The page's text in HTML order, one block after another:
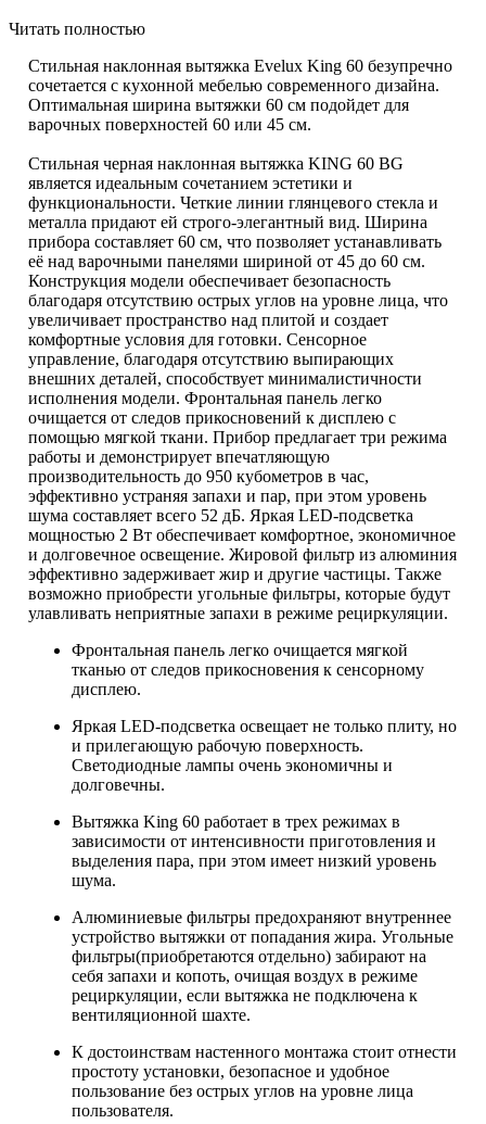
Читать полностью
Стильная наклонная вытяжка Evelux King 60 безупречно
сочетается с кухонной мебелью современного дизайна.
Оптимальная ширина вытяжки 60 см подойдет для
варочных поверхностей 60 или 45 см.
Стильная черная наклонная вытяжка KING 60 BG
является идеальным сочетанием эстетики и
функциональности. Четкие линии глянцевого стекла и
металла придают ей строго-элегантный вид. Ширина
прибора составляет 60 см, что позволяет устанавливать
её над варочными панелями шириной от 45 до 60 см.
Конструкция модели обеспечивает безопасность
благодаря отсутствию острых углов на уровне лица, что
увеличивает пространство над плитой и создает
комфортные условия для готовки. Сенсорное
управление, благодаря отсутствию выпирающих
внешних деталей, способствует минималистичности
исполнения модели. Фронтальная панель легко
очищается от следов прикосновений к дисплею с
помощью мягкой ткани. Прибор предлагает три режима
работы и демонстрирует впечатляющую
производительность до 950 кубометров в час,
эффективно устраняя запахи и пар, при этом уровень
шума составляет всего 52 дБ. Яркая LED-подсветка
мощностью 2 Вт обеспечивает комфортное, экономичное
и долговечное освещение. Жировой фильтр из алюминия
эффективно задерживает жир и другие частицы. Также
возможно приобрести угольные фильтры, которые будут
улавливать неприятные запахи в режиме рециркуляции.
Фронтальная панель легко очищается мягкой
тканью от следов прикосновения к сенсорному
дисплею.
Яркая LED-подсветка освещает не только плиту, но
и прилегающую рабочую поверхность.
Светодиодные лампы очень экономичны и
долговечны.
Вытяжка King 60 работает в трех режимах в
зависимости от интенсивности приготовления и
выделения пара, при этом имеет низкий уровень
шума.
Алюминиевые фильтры предохраняют внутреннее
устройство вытяжки от попадания жира. Угольные
фильтры(приобретаются отдельно) забирают на
себя запахи и копоть, очищая воздух в режиме
рециркуляции, если вытяжка не подключена к
вентиляционной шахте.
К достоинствам настенного монтажа стоит отнести
простоту установки, безопасное и удобное
пользование без острых углов на уровне лица
пользователя.